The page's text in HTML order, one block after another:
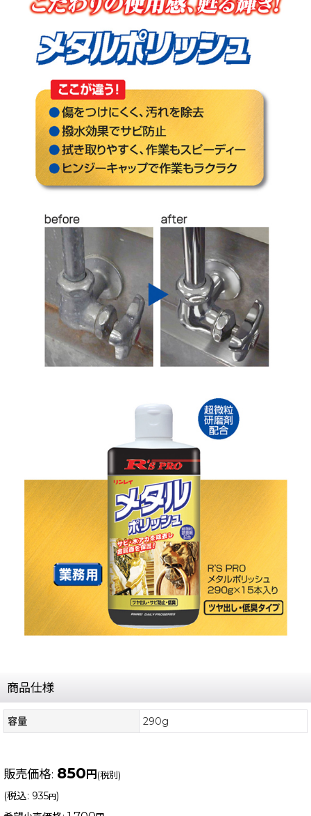
商品仕様
容量 290g
販売価格: 850 円 (税別)
(税込: 935円)